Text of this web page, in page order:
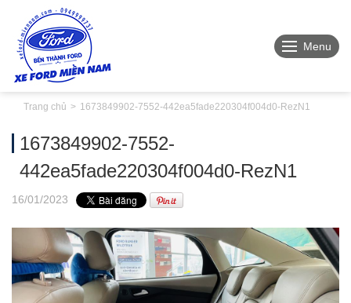
Menu
Trang chủ 1673849902-7552-442ea5fade220304f004d0-RezN1
1673849902-7552-
442ea5fade220304f004d0-RezN1
16/01/2023